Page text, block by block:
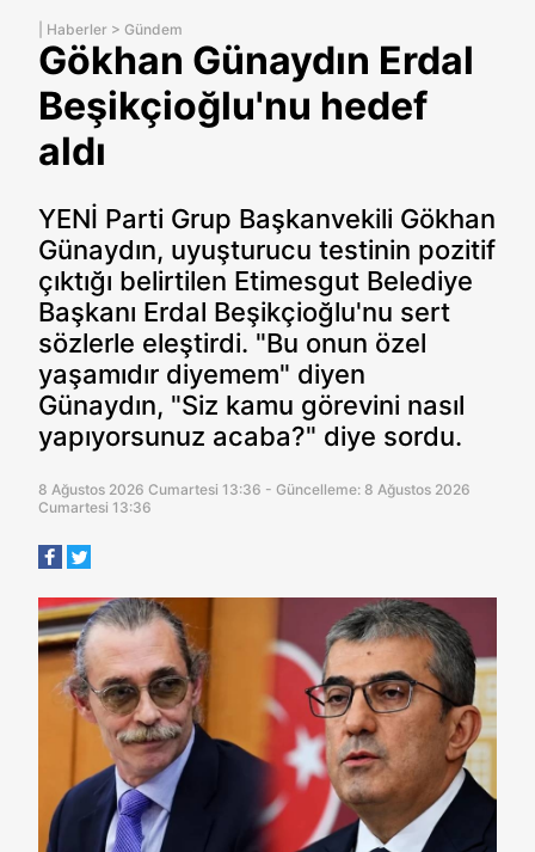
Haberler > Gündem
Gökhan Günaydın Erdal
Beşikçioğlu'nu hedef
aldı
YENİ Parti Grup Başkanvekili Gökhan
Günaydın, uyuşturucu testinin pozitif
çıktığı belirtilen Etimesgut Belediye
Başkanı Erdal Beşikçioğlu'nu sert
sözlerle eleştirdi. "Bu onun özel
yaşamıdır diyemem" diyen
Günaydın, "Siz kamu görevini nasıl
yapıyorsunuz acaba?" diye sordu.
8 Ağustos 2026 Cumartesi 13:36 - Güncelleme: 8 Ağustos 2026
Cumartesi 13:36